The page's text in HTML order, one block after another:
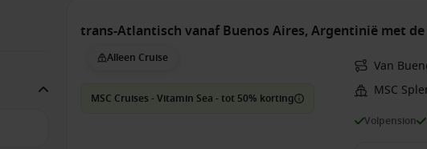
trans-Atlantisch vanaf Buenos Aires, Argentinië met de
Alleen Cruise
MSC Cruises - Vitamin Sea - tot 50% korting
Van
MSC
Volpension